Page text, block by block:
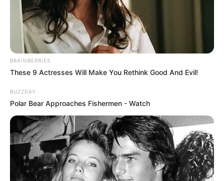
Suchen:
Auf einigen Seiten dieses Projektes sind Affiliate-
Angebote integriert. Wenn etwas darüber gebucht oder
gekauft wird, ist das eine Unterstützung, ohne dass sich
dadurch der Preis ändert.
BRAINBERRIES
These 9 Actresses Will Make You Rethink Good And Evil!
BUZZDAY
Polar Bear Approaches Fishermen - Watch